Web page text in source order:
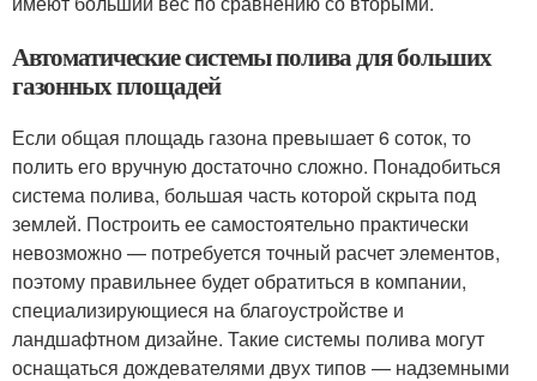
Автоматические системы полива для больших
газонных площадей
Если общая площадь газона превышает 6 соток, то
полить его вручную достаточно сложно. Понадобиться
система полива, большая часть которой скрыта под
землей. Построить ее самостоятельно практически
невозможно — потребуется точный расчет элементов,
поэтому правильнее будет обратиться в компании,
специализирующиеся на благоустройстве и
ландшафтном дизайне. Такие системы полива могут
оснащаться дождевателями двух типов — надземными